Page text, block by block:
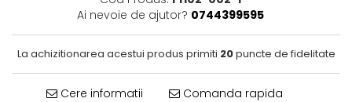
Ai nevoie de ajutor? 0744399595
La achizitionarea acestui produs primiti 20puncte de fidelitate
Cere informatii Comanda rapida